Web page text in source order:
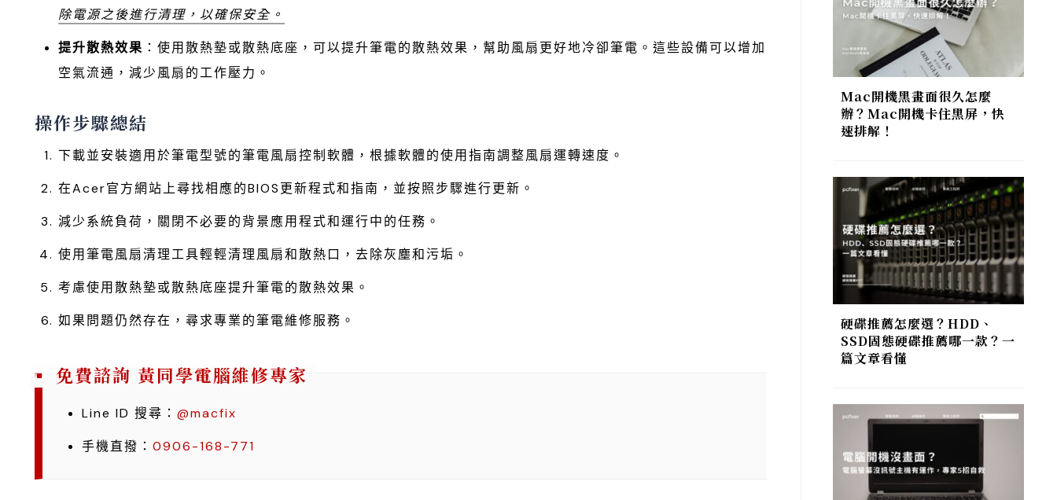
除電源之後進行清理，以確保安全。
提升散熱效果 ：使用散熱墊或散熱底座，可以提升筆電的散熱效果，幫助風扇更好地冷卻筆電。這些設備可以增加
空氣流通，減少風扇的工作壓力。
操作步驟總結
下載並安裝適用於筆電型號的筆電風扇控制軟體，根據軟體的使用指南調整風扇運轉速度。
在Acer官方網站上尋找相應的BIOS更新程式和指南，並按照步驟進行更新。
減少系統負荷，關閉不必要的背景應用程式和運行中的任務。
使用筆電風扇清理工具輕輕清理風扇和散熱口，去除灰塵和污垢。
考慮使用散熱墊或散熱底座提升筆電的散熱效果。
如果問題仍然存在，尋求專業的筆電維修服務。
免費諮詢 黃同學電腦維修專家
Line ID 搜尋： @macfix
手機直撥： 0906-168-771
Mac開機黑畫面很久怎麼
辦？Mac開機卡住黑屏，快
速排解！
硬碟推薦怎麼選？HDD、
SSD固態硬碟推薦哪一款？一
篇文章看懂